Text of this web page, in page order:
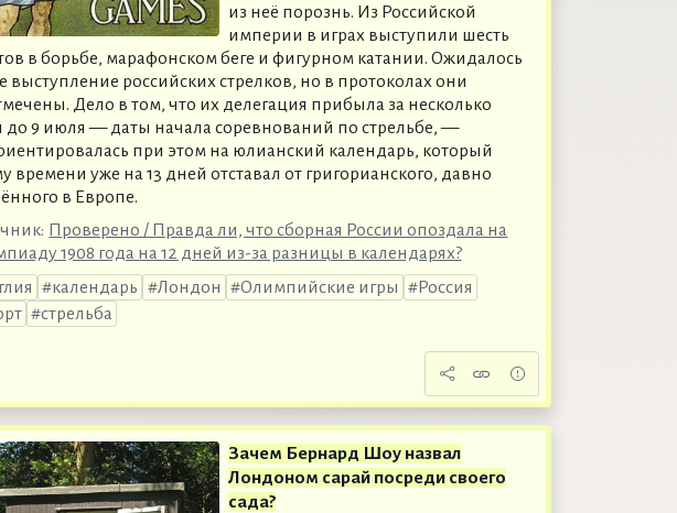
из неё порознь. Из Российской
империи в играх выступили шесть
в борьбе, марафонском беге и фигурном катании. Ожидалось
выступление российских стрелков, но в протоколах они
Дело в том, что их делегация прибыла за несколько
до 9 июля — даты начала соревнований по стрельбе, —
при этом на юлианский календарь, который
времени уже на 13 дней отставал от григорианского, давно
в Европе.
Проверено / Правда ли, что сборная России опоздала на
1908 года на 12 дней из-за разницы в календарях?
календарь Лондон Олимпийские игры
Россия
стрельба
Зачем Бернард Шоу назвал
Лондоном сарай посреди своего
сада?